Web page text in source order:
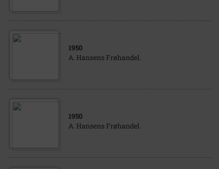
1950
A. Hansens Frøhandel.
1950
A. Hansens Frøhandel.